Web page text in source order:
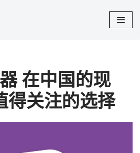
在中国的现
得关注的选择